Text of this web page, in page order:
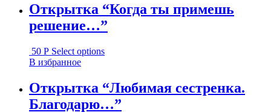
Открытка “Когда ты примешь
решение…”
50 Р Select options
В избранное
Открытка “Любимая сестренка.
Благодарю…”